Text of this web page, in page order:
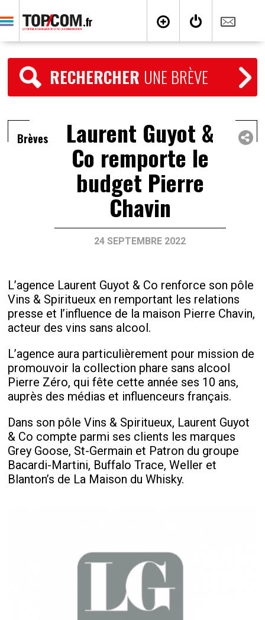
RECHERCHER UNE BRÈVE
Brèves Laurent Guyot &
Co remporte le
budget Pierre
Chavin
24 SEPTEMBRE 2022
L’agence Laurent Guyot & Co renforce son pôle
Vins & Spiritueux en remportant les relations
presse et l’influence de la maison Pierre Chavin,
acteur des vins sans alcool.
L’agence aura particulièrement pour mission de
promouvoir la collection phare sans alcool
Pierre Zéro, qui fête cette année ses 10 ans,
auprès des médias et influenceurs français.
Dans son pôle Vins & Spiritueux, Laurent Guyot
& Co compte parmi ses clients les marques
Grey Goose, St-Germain et Patron du groupe
Bacardi-Martini, Buffalo Trace, Weller et
Blanton’s de La Maison du Whisky.